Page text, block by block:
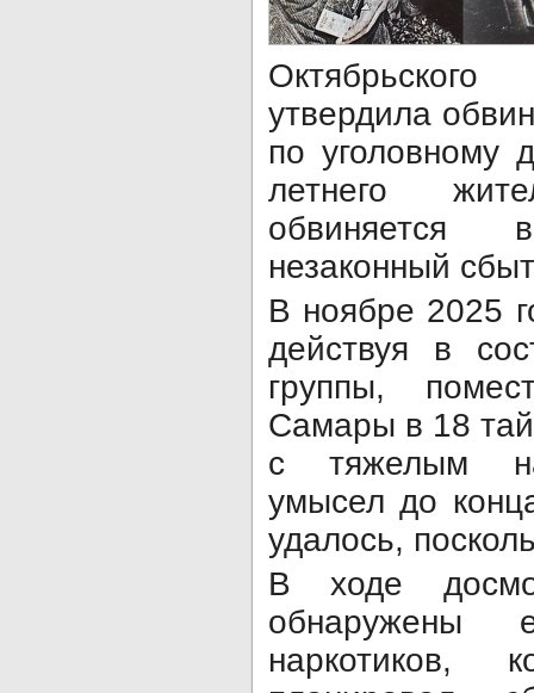
утвердила
по уголовному
летнего
незаконный
В ноябре 2025
действуя в
группы,
Самары в 18
с тяжелым
умысел до
удалось,
В ходе
обнаружены
наркотиков,